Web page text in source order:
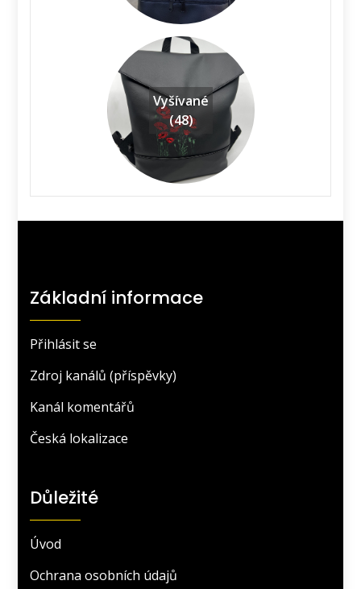
Vyšívané
(48)
Základní informace
Přihlásit se
Zdroj kanálů (příspěvky)
Kanál komentářů
Česká lokalizace
Důležité
Úvod
Ochrana osobních údajů